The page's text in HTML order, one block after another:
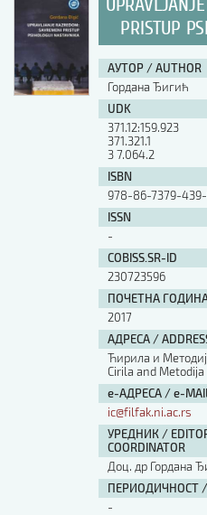
PRISTUP
АУТОР / AUTHOR
Гордана Ђигић
UDK
371.12:159.923
371.321.1
3 7.064.2
ISBN
978-86-7379-
ISSN
-
COBISS.SR-ID
230723596
ПОЧЕТНА ГОДИНА
2017
АДРЕСА /
Ћирила и
Cirila and Metodija
е-АДРЕСА / e-
ic@filfak.ni.ac.rs
УРЕДНИК /
COORDINATOR
Доц. др Гордана
ПЕРИОДИЧНОСТ /
-